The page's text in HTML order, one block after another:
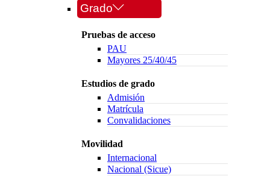
Grado
Pruebas de acceso
PAU
Mayores 25/40/45
Estudios de grado
Admisión
Matrícula
Convalidaciones
Movilidad
Internacional
Nacional (Sicue)